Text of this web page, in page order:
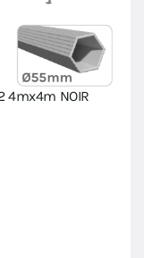
4mx4m NOIR